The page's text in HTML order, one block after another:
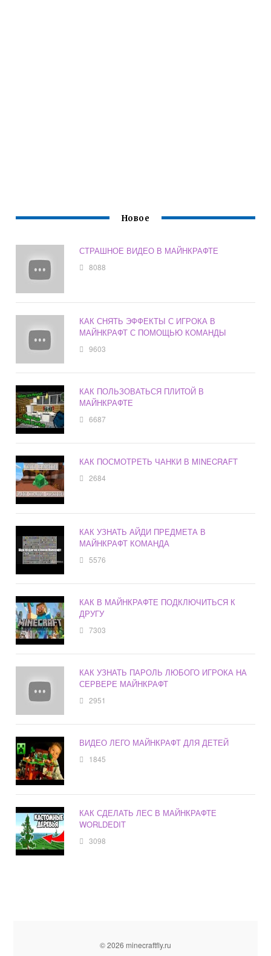
Новое
СТРАШНОЕ ВИДЕО В МАЙНКРАФТЕ
8088
КАК СНЯТЬ ЭФФЕКТЫ С ИГРОКА В
МАЙНКРАФТ С ПОМОЩЬЮ КОМАНДЫ
9603
КАК ПОЛЬЗОВАТЬСЯ ПЛИТОЙ В
МАЙНКРАФТЕ
6687
КАК ПОСМОТРЕТЬ ЧАНКИ В MINECRAFT
2684
КАК УЗНАТЬ АЙДИ ПРЕДМЕТА В
МАЙНКРАФТ КОМАНДА
5576
КАК В МАЙНКРАФТЕ ПОДКЛЮЧИТЬСЯ К
ДРУГУ
7303
КАК УЗНАТЬ ПАРОЛЬ ЛЮБОГО ИГРОКА НА
СЕРВЕРЕ МАЙНКРАФТ
2951
ВИДЕО ЛЕГО МАЙНКРАФТ ДЛЯ ДЕТЕЙ
1845
КАК СДЕЛАТЬ ЛЕС В МАЙНКРАФТЕ
WORLDEDIT
3098
© 2026 minecraftfly.ru